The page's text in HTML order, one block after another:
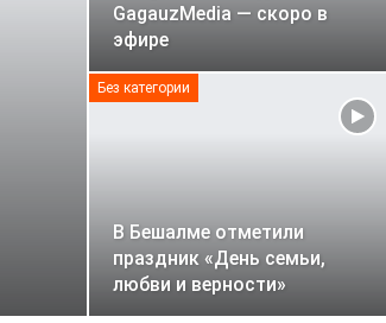
GagauzMedia — скоро в
эфире
Без категории
В Бешалме отметили
праздник «День семьи,
любви и верности»